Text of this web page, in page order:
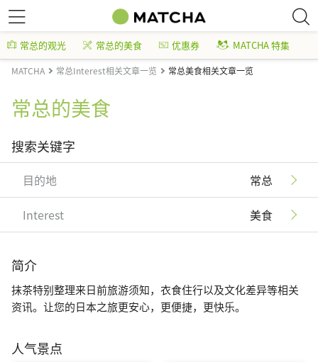
常总的观光 常总的美食 优惠券 MATCHA 特集
MATCHA 常总Interest相关文章一览 常总美食相关文章一览
常总的美食
搜索关键字
目的地 常总
Interest 美食
简介
抹茶特别整理来日前旅游须知，衣食住行以及文化差异等相关
资讯。让您的日本之旅更安心，更便捷，更快乐。
人气景点